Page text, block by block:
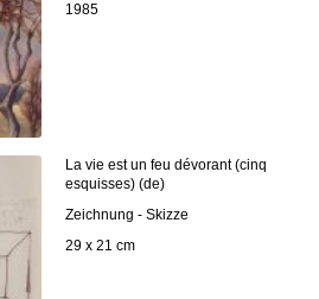
1985
La vie est un feu dévorant (cinq
esquisses) (de)
Zeichnung - Skizze
29 x 21 cm